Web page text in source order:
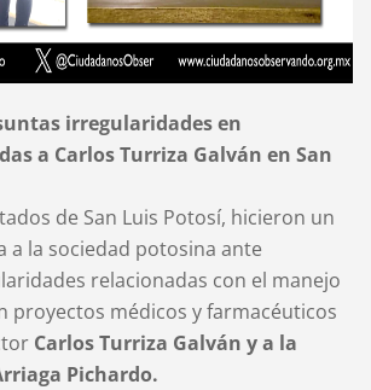
irregularidades en
a Carlos Turriza Galván en San
de San Luis Potosí, hicieron un
a la sociedad potosina ante
relacionadas con el manejo
proyectos médicos y farmacéuticos
Carlos Turriza Galván y a la
Pichardo.